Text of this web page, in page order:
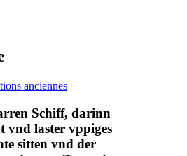
anciennes
Schiff, darinn
vnd laster vppiges
sitten vnd der